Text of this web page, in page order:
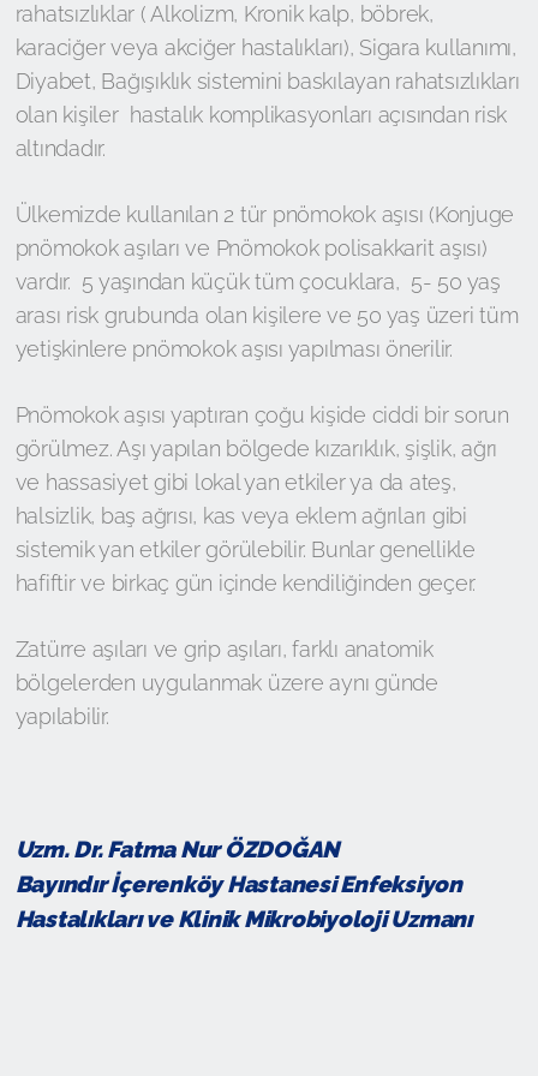
rahatsızlıklar ( Alkolizm, Kronik kalp, böbrek,
karaciğer veya akciğer hastalıkları), Sigara kullanımı,
Diyabet, Bağışıklık sistemini baskılayan rahatsızlıkları
olan kişiler hastalık komplikasyonları açısından risk
altındadır.
Ülkemizde kullanılan 2 tür pnömokok aşısı (Konjuge
pnömokok aşıları ve Pnömokok polisakkarit aşısı)
vardır. 5 yaşından küçük tüm çocuklara, 5- 50 yaş
arası risk grubunda olan kişilere ve 50 yaş üzeri tüm
yetişkinlere pnömokok aşısı yapılması önerilir.
Pnömokok aşısı yaptıran çoğu kişide ciddi bir sorun
görülmez. Aşı yapılan bölgede kızarıklık, şişlik, ağrı
ve hassasiyet gibi lokal yan etkiler ya da ateş,
halsizlik, baş ağrısı, kas veya eklem ağrıları gibi
sistemik yan etkiler görülebilir. Bunlar genellikle
hafiftir ve birkaç gün içinde kendiliğinden geçer.
Zatürre aşıları ve grip aşıları, farklı anatomik
bölgelerden uygulanmak üzere aynı günde
yapılabilir.
Uzm. Dr. Fatma Nur ÖZDOĞAN
Bayındır İçerenköy Hastanesi Enfeksiyon
Hastalıkları ve Klinik Mikrobiyoloji Uzmanı